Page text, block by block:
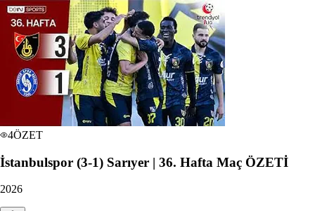
4ÖZET
İstanbulspor (3-1) Sarıyer | 36. Hafta Maç ÖZETİ
2026